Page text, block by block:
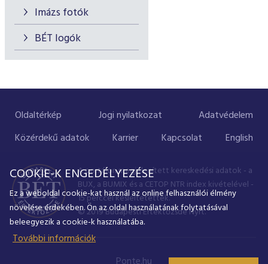
Imázs fotók
BÉT logók
Oldaltérkép Jogi nyilatkozat
Adatvédelem
Közérdekű adatok
Karrier Kapcsolat English
A portálon megjelenített kereskedési adatok - a
BUX, a BUMIX és a CETOP NTR index kivételével -
15 perccel késleltetettek.
© 2019 Budapesti Értéktőzsde Nyrt.
COOKIE-K ENGEDÉLYEZÉSE
Ez a weboldal cookie-kat használ az online felhasználói élmény
növelése érdekében. Ön az oldal használatának folytatásával
beleegyezik a cookie-k használatába.
További információk